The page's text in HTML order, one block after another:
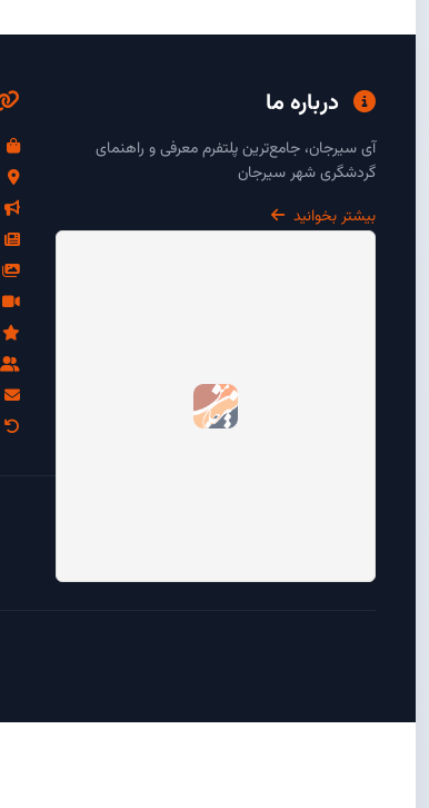
درباره ما
آی سیرجان، جامع‌ترین پلتفرم معرفی و راهنمای
گردشگری شهر سیرجان
بیشتر بخوانید